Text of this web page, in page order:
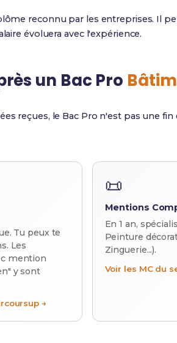
reconnu par les entreprises. Il
évoluera avec l'expérience.
un Bac Pro
reçues, le Bac Pro n'est pas une
Tu peux te
Les
mention
y sont
→
📜
Mentions
En 1 an,
Peinture
Zinguerie...).
Voir les MC du